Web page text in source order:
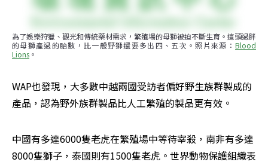
為了娛樂狩獵、觀光和傳統藥材需求，繁殖場的母獅被迫不斷生育。這頭過胖
的母獅產過的胎數，比一般野獅還要多出四、五次。照片來源： Blood
Lions 。
WAP也發現，大多數中越兩國受訪者偏好野生族群製成的
產品，認為野外族群製品比人工繁殖的製品更有效。
中國有多達6000隻老虎在繁殖場中等待宰殺，南非有多達
8000隻獅子，泰國則有1500隻老虎。世界動物保護組織表